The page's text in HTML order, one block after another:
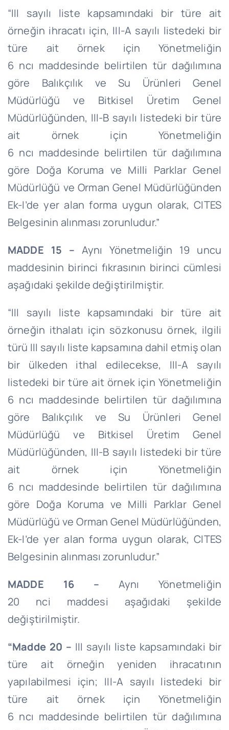
“III sayılı liste kapsamındaki bir türe ait
örneğin ihracatı için, III-A sayılı listedeki bir
türe ait örnek için Yönetmeliğin
6 ncı maddesinde belirtilen tür dağılımına
göre Balıkçılık ve Su Ürünleri Genel
Müdürlüğü ve Bitkisel Üretim Genel
Müdürlüğünden, III-B sayılı listedeki bir türe
ait örnek için Yönetmeliğin
6 ncı maddesinde belirtilen tür dağılımına
göre Doğa Koruma ve Milli Parklar Genel
Müdürlüğü ve Orman Genel Müdürlüğünden
Ek-I’de yer alan forma uygun olarak, CITES
Belgesinin alınması zorunludur.”
MADDE 15 – Aynı Yönetmeliğin 19 uncu
maddesinin birinci fıkrasının birinci cümlesi
aşağıdaki şekilde değiştirilmiştir.
“III sayılı liste kapsamındaki bir türe ait
örneğin ithalatı için sözkonusu örnek, ilgili
türü III sayılı liste kapsamına dahil etmiş olan
bir ülkeden ithal edilecekse, III-A sayılı
listedeki bir türe ait örnek için Yönetmeliğin
6 ncı maddesinde belirtilen tür dağılımına
göre Balıkçılık ve Su Ürünleri Genel
Müdürlüğü ve Bitkisel Üretim Genel
Müdürlüğünden, III-B sayılı listedeki bir türe
ait örnek için Yönetmeliğin
6 ncı maddesinde belirtilen tür dağılımına
göre Doğa Koruma ve Milli Parklar Genel
Müdürlüğü ve Orman Genel Müdürlüğünden,
Ek-I’de yer alan forma uygun olarak, CITES
Belgesinin alınması zorunludur.”
MADDE 16 – Aynı Yönetmeliğin
20 nci maddesi aşağıdaki şekilde
değiştirilmiştir.
“Madde 20 – III sayılı liste kapsamındaki bir
türe ait örneğin yeniden ihracatının
yapılabilmesi için; III-A sayılı listedeki bir
türe ait örnek için Yönetmeliğin
6 ncı maddesinde belirtilen tür dağılımına